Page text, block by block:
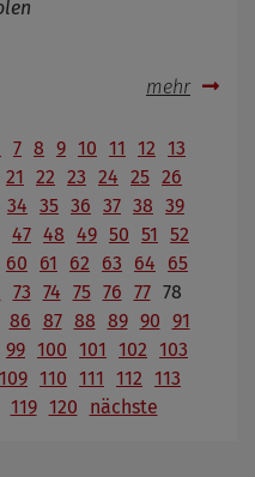
mehr
7 8 9 10 11 12 13
21 22 23 24 25 26
34 35 36 37 38 39
47 48 49 50 51
52
60 61 62 63 64
65
73 74 75 76 77 78
86 87 88 89 90 91
99 100 101 102 103
109 110 111 112 113
119 120 nächste